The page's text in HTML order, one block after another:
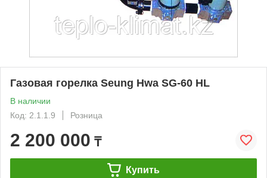
Газовая горелка Seung Hwa SG-60 HL
В наличии
Код: 2.1.1.9
Розница
2 200 000 ₸
Купить